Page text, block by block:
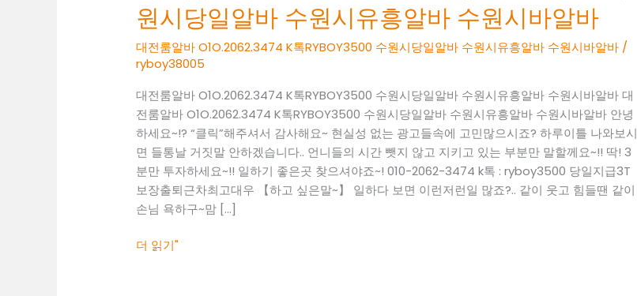
원시당일알바 수원시유흥알바 수원시바알바
대전룸알바 O1O.2062.3474 K톡RYBOY3500 수원시당일알바 수원시유흥알바 수원시바알바 /
ryboy38005
대전룸알바 O1O.2062.3474 K톡RYBOY3500 수원시당일알바 수원시유흥알바 수원시바알바 대
전룸알바 O1O.2062.3474 K톡RYBOY3500 수원시당일알바 수원시유흥알바 수원시바알바 안녕
하세요~!? “클릭”해주셔서 감사해요~ 현실성 없는 광고들속에 고민많으시죠? 하루이틀 나와보시
면 들통날 거짓말 안하겠습니다.. 언니들의 시간 뺏지 않고 지키고 있는 부분만 말할께요~!! 딱! 3
분만 투자하세요~!! 일하기 좋은곳 찾으셔야죠~! 010-2062-3474 k톡 : ryboy3500 당일지급3T
보장출퇴근차최고대우 【하고 싶은말~】 일하다 보면 이런저런일 많죠?.. 같이 웃고 힘들땐 같이
손님 욕하구~맘 […]
O1O.2062.3474
톡
RYBOY3500
수
원
시
당
일
알
바
원
더 읽기"